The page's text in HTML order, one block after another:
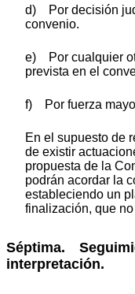
d) Por decisión
convenio.
e) Por cualquier
prevista en el
f) Por fuerza
En el supuesto de
de existir
propuesta de la
podrán acordar la
estableciendo un
finalización, que
Séptima.
interpretación.